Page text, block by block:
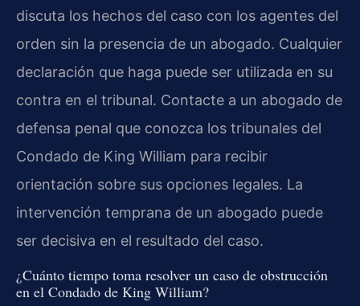
discuta los hechos del caso con los agentes del
orden sin la presencia de un abogado. Cualquier
declaración que haga puede ser utilizada en su
contra en el tribunal. Contacte a un abogado de
defensa penal que conozca los tribunales del
Condado de King William para recibir
orientación sobre sus opciones legales. La
intervención temprana de un abogado puede
ser decisiva en el resultado del caso.
¿Cuánto tiempo toma resolver un caso de obstrucción
en el Condado de King William?